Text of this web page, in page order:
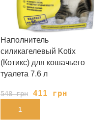
Наполнитель
силикагелевый Kotix
(Котикс) для кошачьего
туалета 7.6 л
548грн 411 грн
В КОРЗИНУ